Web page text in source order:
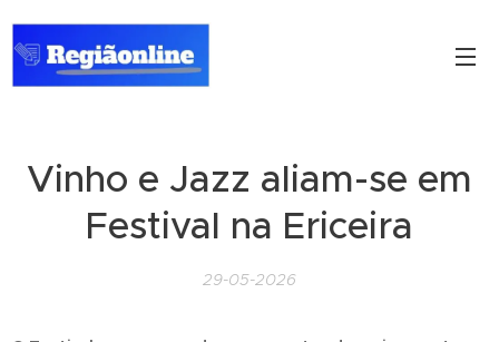
Vinho e Jazz aliam-se em
Festival na Ericeira
29-05-2026